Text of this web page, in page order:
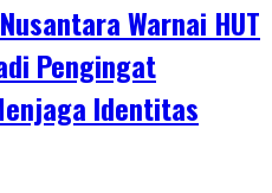
Warnai HUT
Pengingat
Identitas